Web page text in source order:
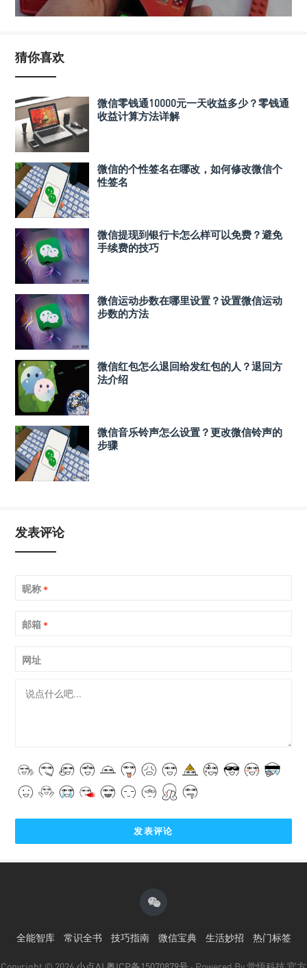
猜你喜欢
微信零钱通10000元一天收益多少？零钱通
收益计算方法详解
微信的个性签名在哪改，如何修改微信个
性签名
微信提现到银行卡怎么样可以免费？避免
手续费的技巧
微信运动步数在哪里设置？设置微信运动
步数的方法
微信红包怎么退回给发红包的人？退回方
法介绍
微信音乐铃声怎么设置？更改微信铃声的
步骤
发表评论
昵称 *
邮箱 *
网址
全能智库 常识全书 技巧指南 微信宝典 生活妙招 热门标签